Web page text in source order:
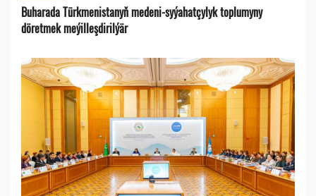
Buharada Türkmenistanyň medeni-syýahatçylyk toplumyny
döretmek meýilleşdirilýär